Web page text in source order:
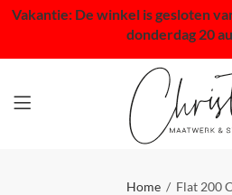
Vakantie: De winkel is gesloten
donderdag 20
Home Flat 200